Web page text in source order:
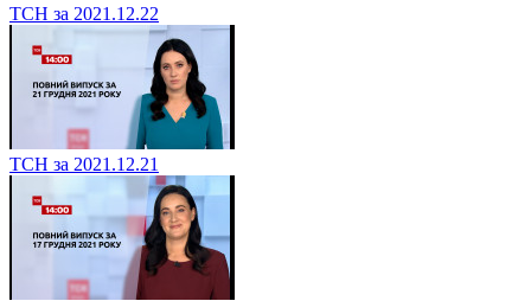
ТСН за 2021.12.22
ТСН за 2021.12.21